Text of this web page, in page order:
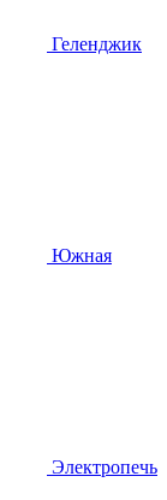
Геленджик
Южная
Электропечь